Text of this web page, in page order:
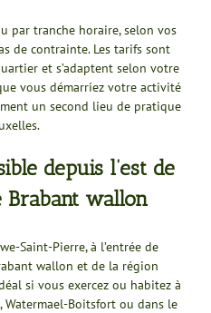
par tranche horaire, selon vos
de contrainte. Les tarifs sont
et s’adaptent selon votre
vous démarriez votre activité
un second lieu de pratique
depuis l’est de
Brabant wallon
Saint-Pierre, à l’entrée de
wallon et de la région
si vous exercez ou habitez à
Watermael-Boitsfort ou dans le